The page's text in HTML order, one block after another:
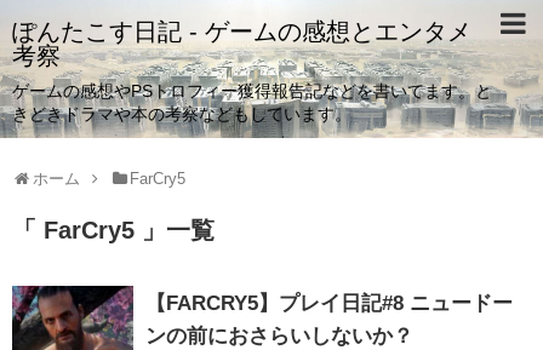
ぽんたこす日記 - ゲームの感想とエンタメ
考察
ゲームの感想やPSトロフィー獲得報告記などを書いてます。と
きどきドラマや本の考察などもしています。
ホーム FarCry5
「 FarCry5 」一覧
【FARCRY5】プレイ日記#8 ニュードー
ンの前におさらいしないか？